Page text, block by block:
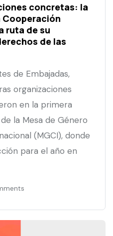
concretas: la
Cooperación
ruta de su
de las
de Embajadas,
organizaciones
en la primera
la Mesa de Género
(MGCI), donde
para el año en